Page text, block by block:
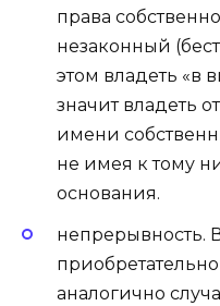
права
незаконный
этом владеть «в
значит владеть
имени
не имея к тому
основания.
непрерывность.
аналогично